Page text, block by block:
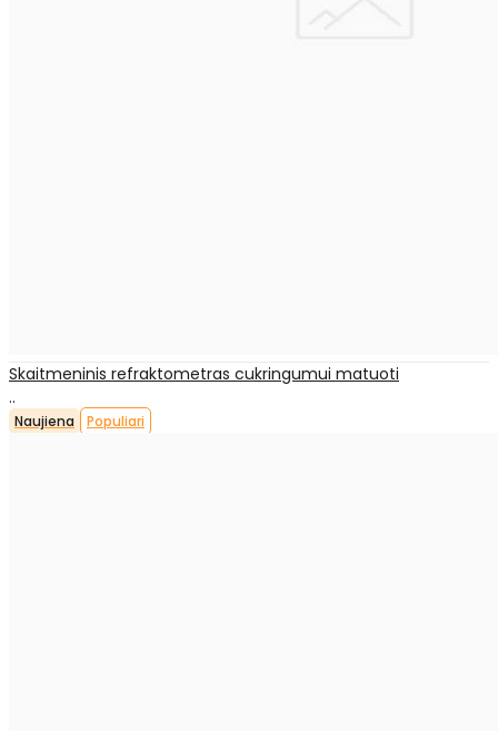
Skaitmeninis refraktometras cukringumui matuoti
..
Naujiena Populiari